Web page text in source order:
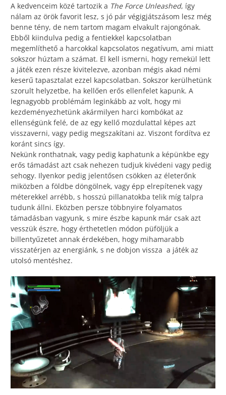
A kedvenceim közé tartozik a The Force Unleashed, így
nálam az örök favorit lesz, s jó pár végigjátszásom lesz még
benne tény, de nem tartom magam elvakult rajongónak.
Ebből kiindulva pedig a fentiekkel kapcsolatban
megemlíthető a harcokkal kapcsolatos negatívum, ami miatt
sokszor húztam a számat. El kell ismerni, hogy remekül lett
a játék ezen része kivitelezve, azonban mégis akad némi
keserű tapasztalat ezzel kapcsolatban. Sokszor kerülhetünk
szorult helyzetbe, ha kellően erős ellenfelet kapunk. A
legnagyobb problémám leginkább az volt, hogy mi
kezdeményezhetünk akármilyen harci kombókat az
ellenségünk felé, de az egy kellő mozdulattal képes azt
visszaverni, vagy pedig megszakítani az. Viszont fordítva ez
koránt sincs így.
Nekünk ronthatnak, vagy pedig kaphatunk a képünkbe egy
erős támadást azt csak nehezen tudjuk kivédeni vagy pedig
sehogy. Ilyenkor pedig jelentősen csökken az életerőnk
miközben a földbe döngölnek, vagy épp elrepítenek vagy
méterekkel arrébb, s hosszú pillanatokba telik míg talpra
tudunk állni. Eközben persze többnyire folyamatos
támadásban vagyunk, s mire észbe kapunk már csak azt
vesszük észre, hogy érthetetlen módon püföljük a
billentyűzetet annak érdekében, hogy mihamarabb
visszatérjen az energiánk, s ne dobjon vissza a játék az
utolsó mentéshez.